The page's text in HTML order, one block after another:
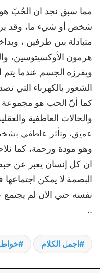
مما سبق نجد ان الحُبّ هو
شخص أو شيء ما، وقد
متبادلة بين طرفين ،
هرمون الأوكسيتوسين،
ويفرزه الجسم عندما يتم
الشعور بالكهرباء التي
كما أنّ الحب هو مجموعة
والحالات العاطفية
عميق، وتأثر عاطفي
وهو مودة ورحمة، كما
ان كل إنسان يعبر عن حبه
البصمة لا يمكن
نفسه حتي الان لم
..
اجمل الكلام